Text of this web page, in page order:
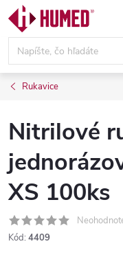
Prejsť
obsah
Rukavice
Nitrilové
XS 100ks
Kód: 4409